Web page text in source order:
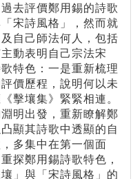
去評價鄭用錫的詩歌
宋詩風格」，然而就
自己師法何人，包括
動表明自己宗法宋
特色：一是重新梳理
價歷程，說明何以未
擊壤集》緊緊相連。
明出發，重新瞭解鄭
顯其詩歌中透顯的自
多集中在第一個面
探鄭用錫詩歌特色，
」與「宋詩風格」的